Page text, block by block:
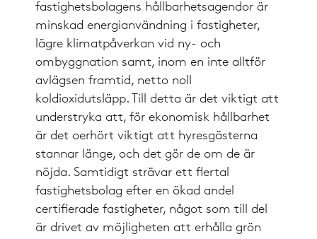
fastighetsbolagens hållbarhetsagendor är
minskad energianvändning i fastigheter,
lägre klimatpåverkan vid ny- och
ombyggnation samt, inom en inte alltför
avlägsen framtid, netto noll
koldioxidutsläpp. Till detta är det viktigt att
understryka att, för ekonomisk hållbarhet
är det oerhört viktigt att hyresgästerna
stannar länge, och det gör de om de är
nöjda. Samtidigt strävar ett flertal
fastighetsbolag efter en ökad andel
certifierade fastigheter, något som till del
är drivet av möjligheten att erhålla grön